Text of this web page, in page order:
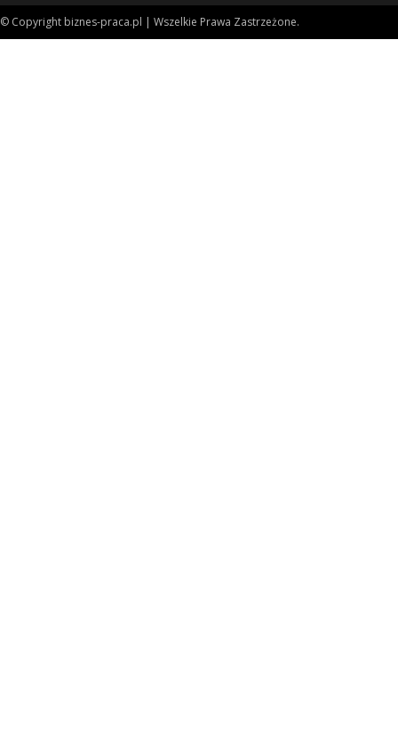
© Copyright biznes-praca.pl | Wszelkie Prawa Zastrzeżone.